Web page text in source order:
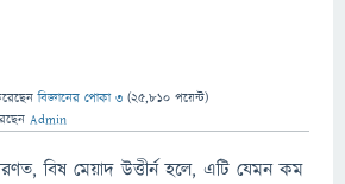
বিজ্ঞানের পোকা ৩ (25,810 পয়েন্ট)
Admin
বিষ মেয়াদ উত্তীর্ন হলে, এটি যেমন কম